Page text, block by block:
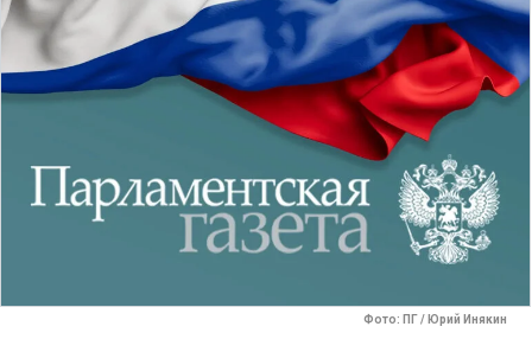
Фото: ПГ / Юрий Инякин